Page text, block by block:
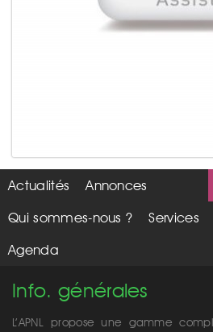
Actualités
Annonces
Qui sommes-nous ?
Services
Agenda
Info. générales
L’APNL propose une gamme